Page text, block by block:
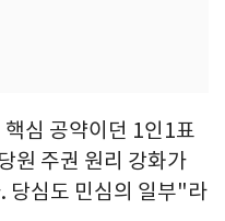
심 공약이던 1인1표
원 주권 원리 강화가
당심도 민심의 일부"라